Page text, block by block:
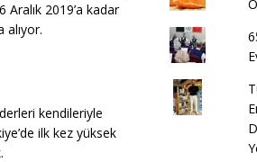
2019’a kadar
alıyor.
kendileriyle
ilk kez yüksek